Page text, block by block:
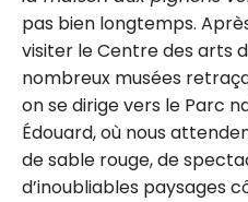
pas bien longtemps.
visiter le Centre des arts
nombreux musées
on se dirige vers le Parc
Édouard, où nous
de sable rouge, de
d’inoubliables paysages